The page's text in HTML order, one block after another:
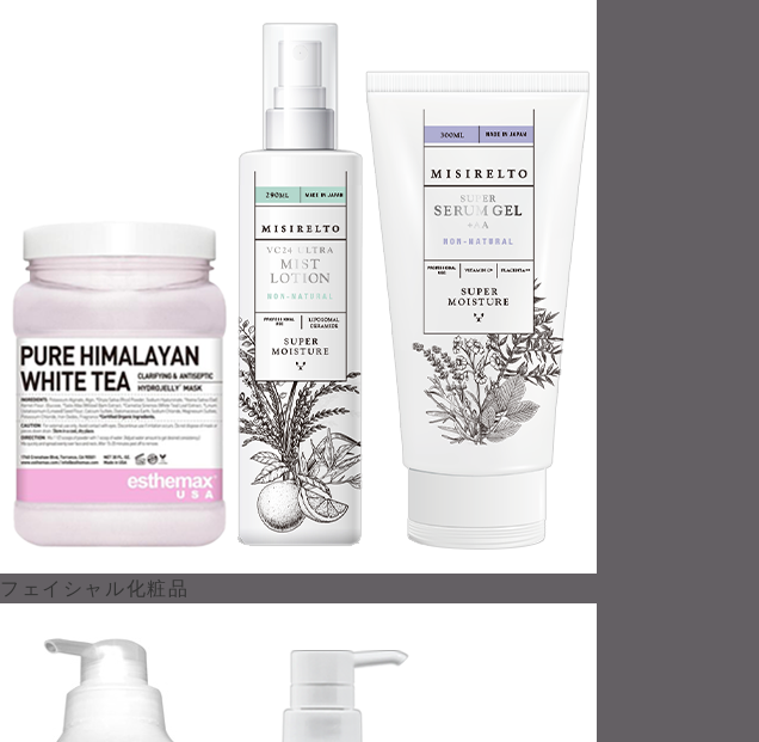
フェイシャル化粧品